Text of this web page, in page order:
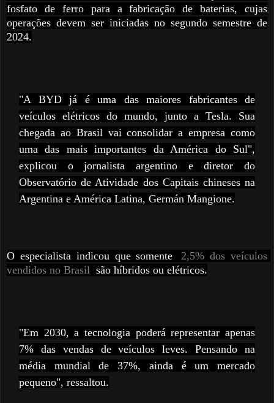
fosfato de ferro para a fabricação de baterias, cujas
operações devem ser iniciadas no segundo semestre de
2024.
"A BYD já é uma das maiores fabricantes de
veículos elétricos do mundo, junto a Tesla. Sua
chegada ao Brasil vai consolidar a empresa como
uma das mais importantes da América do Sul",
explicou o jornalista argentino e diretor do
Observatório de Atividade dos Capitais chineses na
Argentina e América Latina, Germán Mangione.
O especialista indicou que somente
2,5% dos veículos
vendidos no Brasil são híbridos ou elétricos.
"Em 2030, a tecnologia poderá representar apenas
7% das vendas de veículos leves. Pensando na
média mundial de 37%, ainda é um mercado
pequeno", ressaltou.